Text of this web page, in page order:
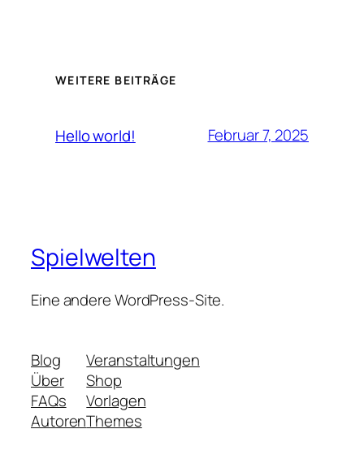
WEITERE BEITRÄGE
Hello world! Februar 7, 2025
Spielwelten
Eine andere WordPress-Site.
Blog
Über
FAQs
Autoren
Veranstaltungen
Shop
Vorlagen
Themes